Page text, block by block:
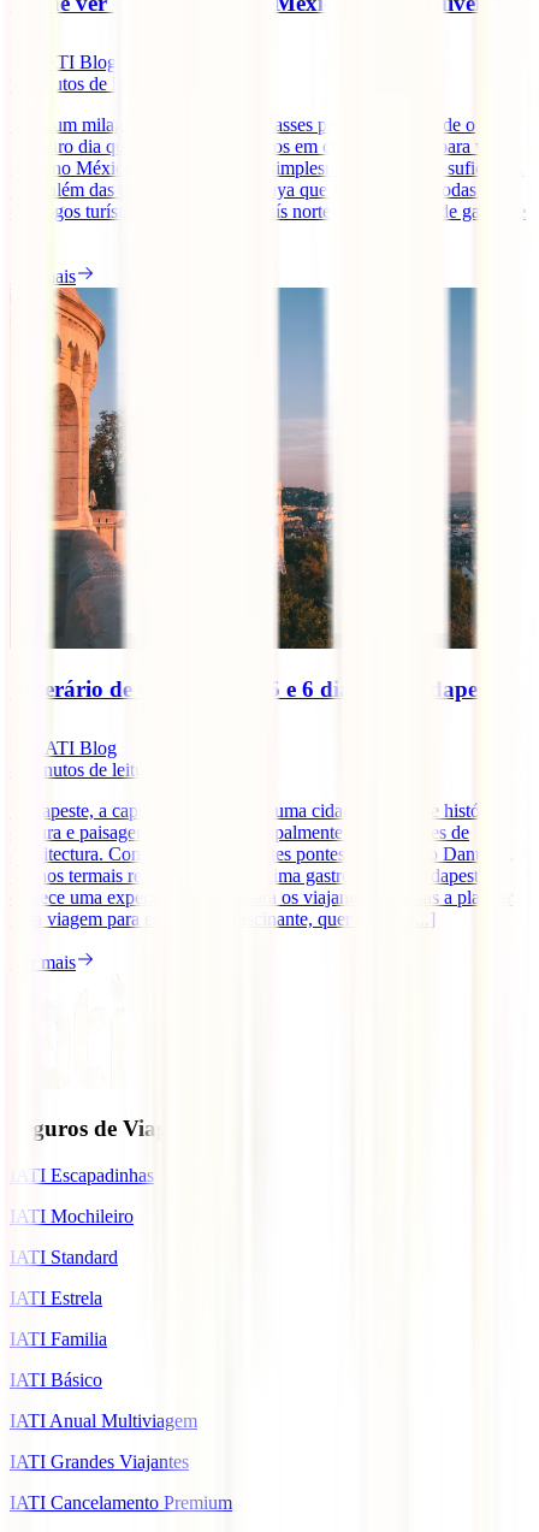
IATI Blog
minutos de leitura
Seria um milagre se não te apaixonasses pelo México desde o
primeiro dia que lhe colocas os olhos em cima. Há tanto para ver e
fazer no México que uma viagem simplesmente não seria suficiente.
Para além das praias da Riviera Maya que aparecem em todas os
catálogos turísticos, este enorme país norte-americano pode gabar-se
Ler mais
Itinerário de viagem de 4, 5 e 6 dias em Budapeste
IATI Blog
minutos de leitura
Budapeste, a capital da Hungria, é uma cidade repleta de história,
cultura e paisagens incríveis, principalmente para amantes de
arquitectura. Com as impressionantes pontes sobre o Rio Danúbio,
banhos termais relaxantes e uma ótima gastronomia, Budapeste
oferece uma experiência única para os viajantes. Se estás a planear
uma viagem para esta cidade fascinante, quer tenhas [...]
Ler mais
Seguros de Viagem
IATI Escapadinhas
IATI Mochileiro
IATI Standard
IATI Estrela
IATI Familia
IATI Básico
IATI Anual Multiviagem
IATI Grandes Viajantes
IATI Cancelamento Premium